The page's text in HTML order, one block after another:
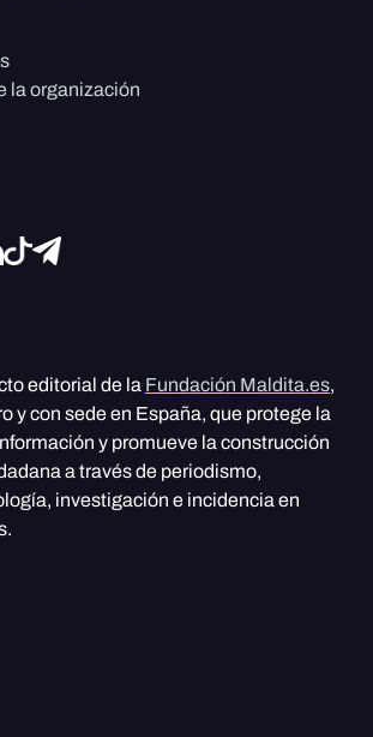
la organización
editorial de la Fundación Maldita.es,
y con sede en España, que protege la
y promueve la construcción
a través de periodismo,
investigación e incidencia en